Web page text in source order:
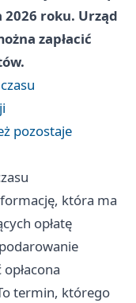
roku. Urząd
zapłacić
pozostaje
która ma
opłatę
termin, którego